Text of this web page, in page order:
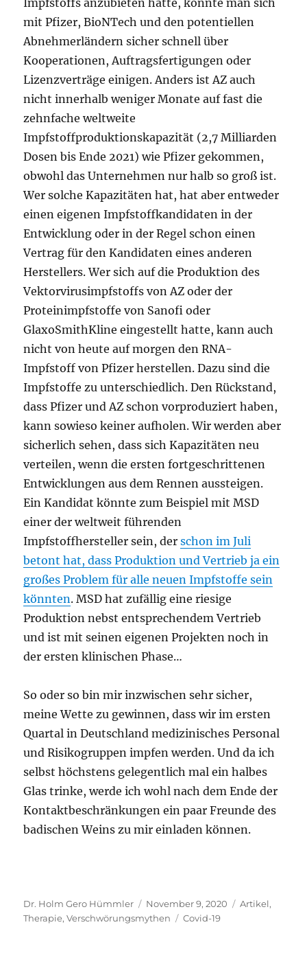
Impfstoffs anzubieten hätte, könnte man sich
mit Pfizer, BioNTech und den potentiellen
Abnehmerländern sicher schnell über
Kooperationen, Auftragsfertigungen oder
Lizenzverträge einigen. Anders ist AZ auch
nicht innerhalb weniger Monate auf fast die
zehnfache weltweite
Impfstoffproduktionskapazität (2,7 Milliarden
Dosen bis Ende 2021) wie Pfizer gekommen,
obwohl das Unternehmen nur halb so groß ist.
Wer solche Kapazitäten hat, hat aber entweder
einen eigenen Impfstoffkandidaten in der
Entwicklung oder in der Regel schon einen
Vertrag für den Kandidaten eines anderen
Herstellers. Wer sich auf die Produktion des
Vektorvirusimpfstoffs von AZ oder der
Proteinimpfstoffe von Sanofi oder
GlaxoSmithKline eingestellt hatte, kann auch
nicht von heute auf morgen den RNA-
Impfstoff von Pfizer herstellen. Dazu sind die
Impfstoffe zu unterschiedlich. Den Rückstand,
dass Pfizer und AZ schon vorproduziert haben,
kann sowieso keiner aufholen. Wir werden aber
sicherlich sehen, dass sich Kapazitäten neu
verteilen, wenn die ersten fortgeschrittenen
Entwicklungen aus dem Rennen aussteigen.
Ein Kandidat könnte zum Beispiel mit MSD
einer der weltweit führenden
Impfstoffhersteller sein, derschon im Juli
betont hat, dass Produktion und Vertrieb ja ein
großes Problem für alle neuen Impfstoffe sein
könnten. MSD hat zufällig eine riesige
Produktion nebst entsprechendem Vertrieb
und ist mit seinen eigenen Projekten noch in
der ersten klinischen Phase…
So oder so bin mir inzwischen sehr sicher,
meine Wette zu gewinnen, dass wir im ersten
Quartal in Deutschland medizinisches Personal
und Risikogruppen impfen werden. Und da ich
selbst höchstens gelegentlich mal ein halbes
Glas trinke, werde ich wohl nach dem Ende der
Kontaktbeschränkungen ein paar Freunde des
badischen Weins zu mir einladen können.
Autor
Dr. Holm Gero Hümmler
Veröffentlicht
am
November 9, 2020 Kategorien
Artikel,
Therapie,Verschwörungsmythen Schlagwörter
Covid-19